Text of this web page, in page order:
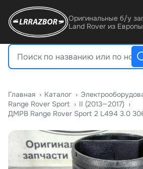
Оригинальные б/у
Land Rover из
Главная › Катало ›
Range Rover Sport › II (2013—2017) ›
ДМРВ Range Rover Sport 2 L494 3.0